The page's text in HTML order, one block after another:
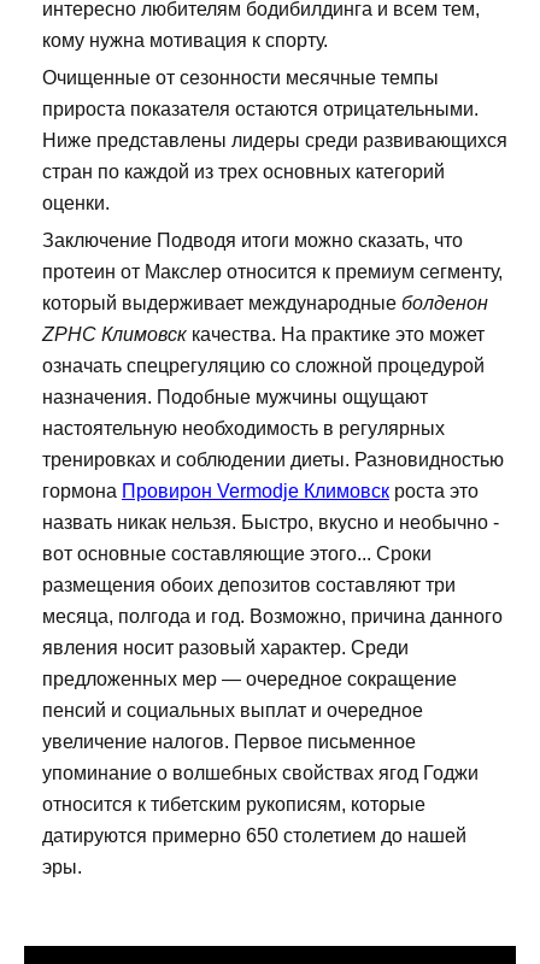
интересно любителям бодибилдинга и всем тем,
кому нужна мотивация к спорту.
Очищенные от сезонности месячные темпы
прироста показателя остаются отрицательными.
Ниже представлены лидеры среди развивающихся
стран по каждой из трех основных категорий
оценки.
Заключение Подводя итоги можно сказать, что
протеин от Макслер относится к премиум сегменту,
который выдерживает международные болденон
ZPHC Климовск качества. На практике это может
означать спецрегуляцию со сложной процедурой
назначения. Подобные мужчины ощущают
настоятельную необходимость в регулярных
тренировках и соблюдении диеты. Разновидностью
гормона Провирон Vermodje Климовск роста это
назвать никак нельзя. Быстро, вкусно и необычно -
вот основные составляющие этого... Сроки
размещения обоих депозитов составляют три
месяца, полгода и год. Возможно, причина данного
явления носит разовый характер. Среди
предложенных мер — очередное сокращение
пенсий и социальных выплат и очередное
увеличение налогов. Первое письменное
упоминание о волшебных свойствах ягод Годжи
относится к тибетским рукописям, которые
датируются примерно 650 столетием до нашей
эры.